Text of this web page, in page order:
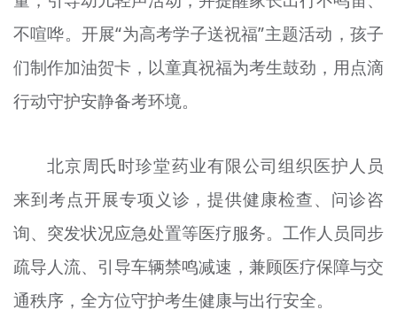
不喧哗。开展“为高考学子送祝福”主题活动，孩子
们制作加油贺卡，以童真祝福为考生鼓劲，用点滴
行动守护安静备考环境。
北京周氏时珍堂药业有限公司组织医护人员
来到考点开展专项义诊，提供健康检查、问诊咨
询、突发状况应急处置等医疗服务。工作人员同步
疏导人流、引导车辆禁鸣减速，兼顾医疗保障与交
通秩序，全方位守护考生健康与出行安全。